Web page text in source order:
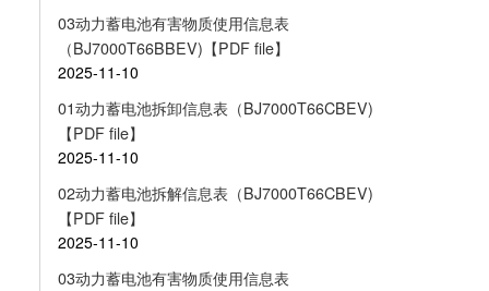
03动力蓄电池有害物质使用信息表
（BJ7000T66BBEV)【PDF file】
2025-11-10
01动力蓄电池拆卸信息表（BJ7000T66CBEV)
【PDF file】
2025-11-10
02动力蓄电池拆解信息表（BJ7000T66CBEV)
【PDF file】
2025-11-10
03动力蓄电池有害物质使用信息表